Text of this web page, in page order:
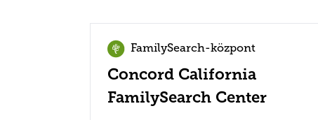
FamilySearch-központ
Concord California
FamilySearch Center